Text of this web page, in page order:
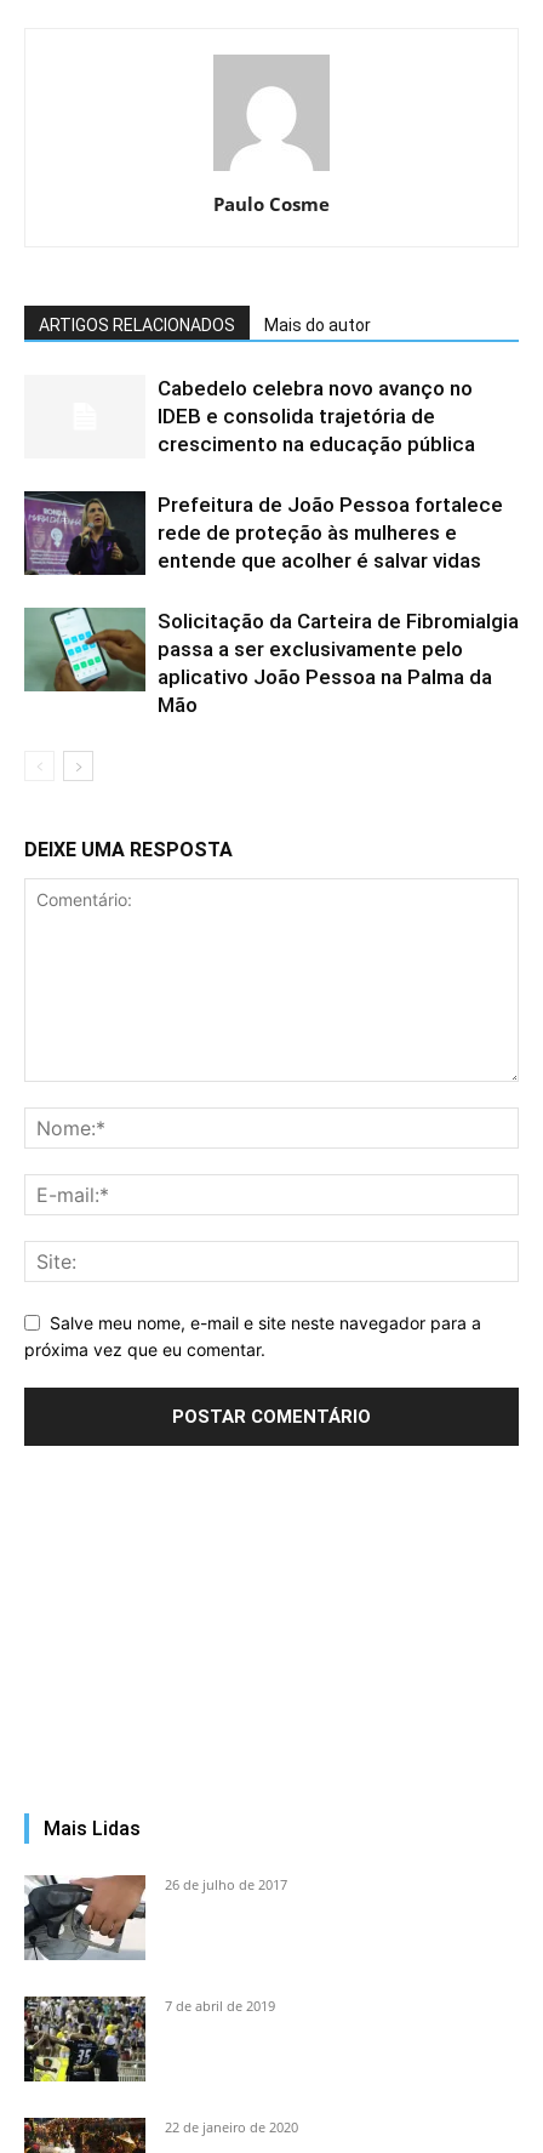
Paulo Cosme
ARTIGOS RELACIONADOS Mais do autor
Cabedelo celebra novo avanço no
IDEB e consolida trajetória de
crescimento na educação pública
Prefeitura de João Pessoa fortalece
rede de proteção às mulheres e
entende que acolher é salvar vidas
Solicitação da Carteira de Fibromialgia
passa a ser exclusivamente pelo
aplicativo João Pessoa na Palma da
Mão
DEIXE UMA RESPOSTA
Salve meu nome, e-mail e site neste navegador para a
próxima vez que eu comentar.
Mais Lidas
26 de julho de 2017
7 de abril de 2019
22 de janeiro de 2020